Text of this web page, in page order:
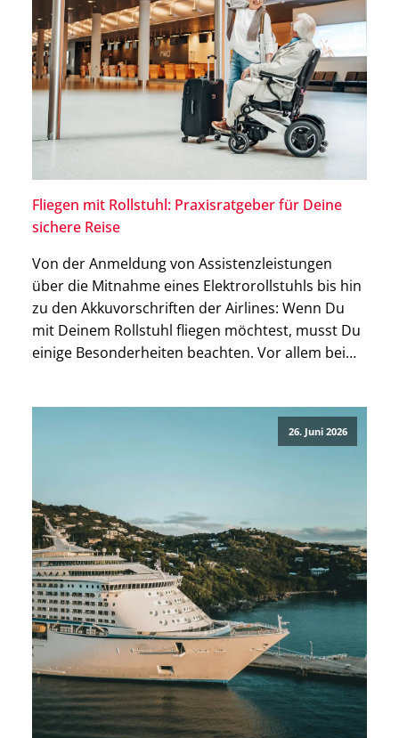
Fliegen mit Rollstuhl: Praxisratgeber für Deine
sichere Reise
Von der Anmeldung von Assistenzleistungen
über die Mitnahme eines Elektrorollstuhls bis hin
zu den Akkuvorschriften der Airlines: Wenn Du
mit Deinem Rollstuhl fliegen möchtest, musst Du
einige Besonderheiten beachten. Vor allem bei
Kapazität, Gewicht und Maßen des Rollstuhls.
Eine gute Vorbereitung – etwa durch die
26. Juni 2026